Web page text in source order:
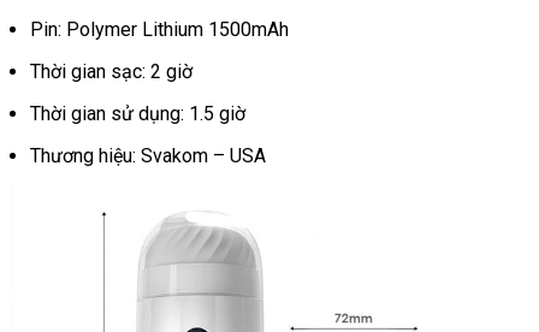
Pin: Polymer Lithium 1500mAh
Thời gian sạc: 2 giờ
Thời gian sử dụng: 1.5 giờ
Thương hiệu: Svakom – USA